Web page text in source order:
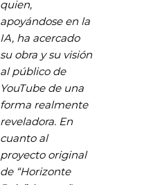
quien,
apoyándose en la
IA, ha acercado
su obra y su visión
al público de
YouTube de una
forma realmente
reveladora. En
cuanto al
proyecto original
de “Horizonte